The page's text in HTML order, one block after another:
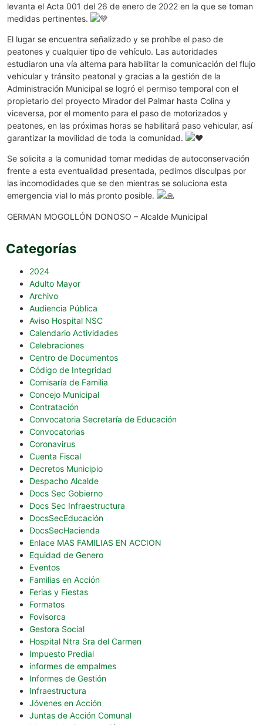
levanta el Acta 001 del 26 de enero de 2022 en la que se toman
medidas pertinentes.
El lugar se encuentra señalizado y se prohíbe el paso de
peatones y cualquier tipo de vehículo. Las autoridades
estudiaron una vía alterna para habilitar la comunicación del flujo
vehicular y tránsito peatonal y gracias a la gestión de la
Administración Municipal se logró el permiso temporal con el
propietario del proyecto Mirador del Palmar hasta Colina y
viceversa, por el momento para el paso de motorizados y
peatones, en las próximas horas se habilitará paso vehicular, así
garantizar la movilidad de toda la comunidad.
Se solicita a la comunidad tomar medidas de autoconservación
frente a esta eventualidad presentada, pedimos disculpas por
las incomodidades que se den mientras se soluciona esta
emergencia vial lo más pronto posible.
GERMAN MOGOLLÓN DONOSO – Alcalde Municipal
Categorías
2024
Adulto Mayor
Archivo
Audiencia Pública
Aviso Hospital NSC
Calendario Actividades
Celebraciones
Centro de Documentos
Código de Integridad
Comisaría de Familia
Concejo Municipal
Contratación
Convocatoria Secretaría de Educación
Convocatorias
Coronavirus
Cuenta Fiscal
Decretos Municipio
Despacho Alcalde
Docs Sec Gobierno
Docs Sec Infraestructura
DocsSecEducación
DocsSecHacienda
Enlace MAS FAMILIAS EN ACCION
Equidad de Genero
Eventos
Familias en Acción
Ferias y Fiestas
Formatos
Fovisorca
Gestora Social
Hospital Ntra Sra del Carmen
Impuesto Predial
informes de empalmes
Informes de Gestión
Infraestructura
Jóvenes en Acción
Juntas de Acción Comunal